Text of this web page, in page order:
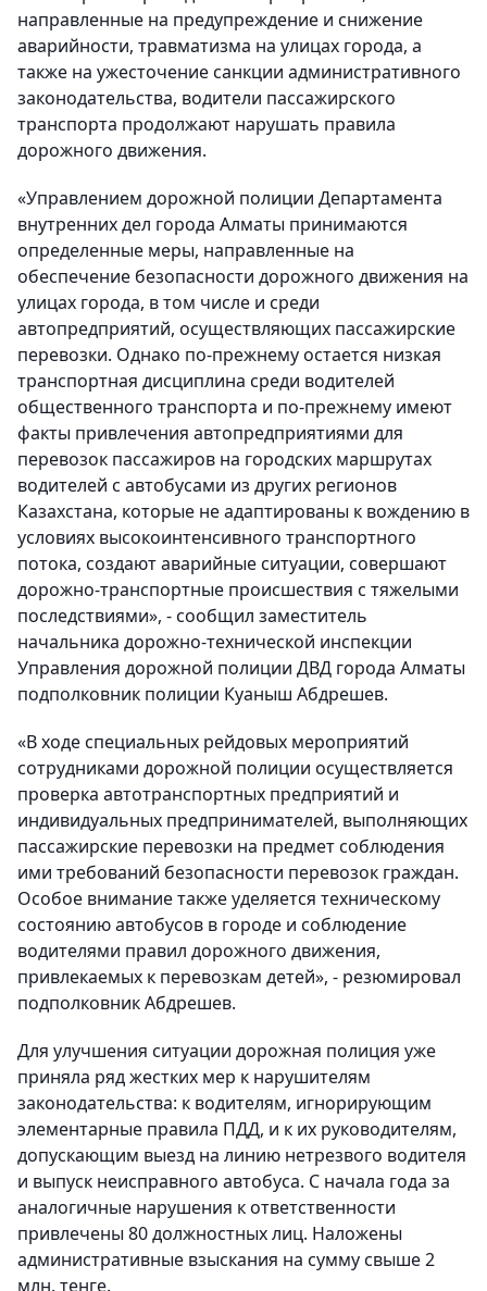
направленные на предупреждение и снижение
аварийности, травматизма на улицах города, а
также на ужесточение санкции административного
законодательства, водители пассажирского
транспорта продолжают нарушать правила
дорожного движения.
«Управлением дорожной полиции Департамента
внутренних дел города Алматы принимаются
определенные меры, направленные на
обеспечение безопасности дорожного движения на
улицах города, в том числе и среди
автопредприятий, осуществляющих пассажирские
перевозки. Однако по-прежнему остается низкая
транспортная дисциплина среди водителей
общественного транспорта и по-прежнему имеют
факты привлечения автопредприятиями для
перевозок пассажиров на городских маршрутах
водителей с автобусами из других регионов
Казахстана, которые не адаптированы к вождению в
условиях высокоинтенсивного транспортного
потока, создают аварийные ситуации, совершают
дорожно-транспортные происшествия с тяжелыми
последствиями», - сообщил заместитель
начальника дорожно-технической инспекции
Управления дорожной полиции ДВД города Алматы
подполковник полиции Куаныш Абдрешев.
«В ходе специальных рейдовых мероприятий
сотрудниками дорожной полиции осуществляется
проверка автотранспортных предприятий и
индивидуальных предпринимателей, выполняющих
пассажирские перевозки на предмет соблюдения
ими требований безопасности перевозок граждан.
Особое внимание также уделяется техническому
состоянию автобусов в городе и соблюдение
водителями правил дорожного движения,
привлекаемых к перевозкам детей», - резюмировал
подполковник Абдрешев.
Для улучшения ситуации дорожная полиция уже
приняла ряд жестких мер к нарушителям
законодательства: к водителям, игнорирующим
элементарные правила ПДД, и к их руководителям,
допускающим выезд на линию нетрезвого водителя
и выпуск неисправного автобуса. С начала года за
аналогичные нарушения к ответственности
привлечены 80 должностных лиц. Наложены
административные взыскания на сумму свыше 2
млн. тенге.